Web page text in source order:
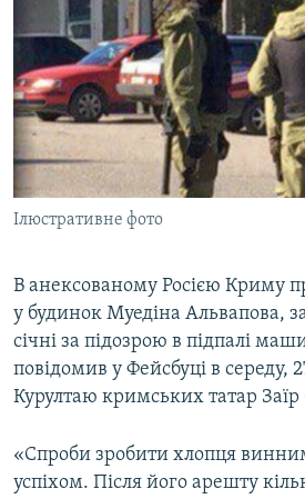
СПЕЦПРОЕКТИ
ДЕПОРТАЦІЯ
ВІДЕОУРОКИ «ELIFBE»
СВІДЧЕННЯ ОКУПАЦІЇ
УКРАЇНСЬКА ПРОБЛЕМА КРИМУ
ІНФОГРАФІКА
ЯК ОБІЙТИ БЛОКУВАННЯ
Русский
Qırımtatar
ДОЛУЧАЙСЯ!
Усі сайти RFE/RL
Ілюстративне фото
В анексованому Росією Криму
у будинок Муедіна Альвапова,
січні за підозрою в підпалі
повідомив у Фейсбуці в середу,
Курултаю кримських татар
«Спроби зробити хлопця
успіхом. Після його арешту